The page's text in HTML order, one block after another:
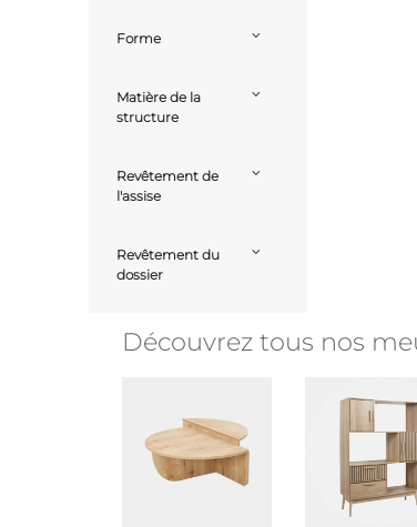
Forme
Matière de la
structure
Revêtement de
l'assise
Revêtement du
dossier
Découvrez tous nos